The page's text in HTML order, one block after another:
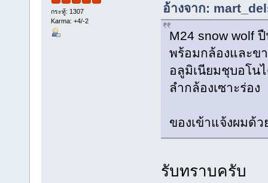
กระทู้: 1307
Karma: +4/-2
อ้างจาก:
M24 snow wolf
พร้อมกล้องและข
อลูมิเนียมชุบอโน
ลำกล้องเซาะร่อง
ของเข้าแจ้งผมด้
รับทราบครับ